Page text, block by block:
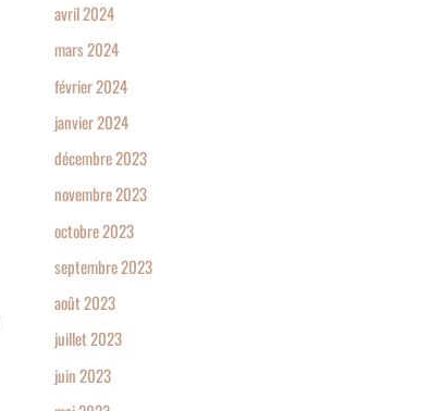
avril 2024
mars 2024
février 2024
janvier 2024
décembre 2023
novembre 2023
octobre 2023
septembre 2023
août 2023
juillet 2023
juin 2023